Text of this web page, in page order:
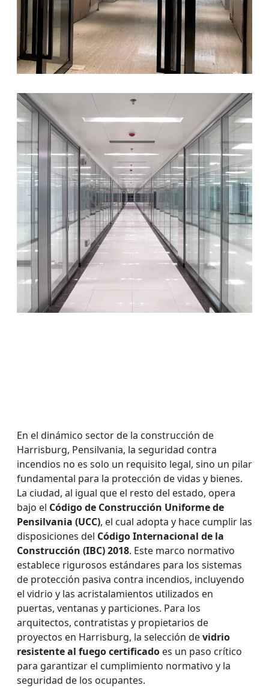
En el dinámico sector de la construcción de
Harrisburg, Pensilvania, la seguridad contra
incendios no es solo un requisito legal, sino un pilar
fundamental para la protección de vidas y bienes.
La ciudad, al igual que el resto del estado, opera
bajo el Código de Construcción Uniforme de
Pensilvania (UCC), el cual adopta y hace cumplir las
disposiciones del Código Internacional de la
Construcción (IBC) 2018. Este marco normativo
establece rigurosos estándares para los sistemas
de protección pasiva contra incendios, incluyendo
el vidrio y las acristalamientos utilizados en
puertas, ventanas y particiones. Para los
arquitectos, contratistas y propietarios de
proyectos en Harrisburg, la selección devidrio
resistente al fuego certificado es un paso crítico
para garantizar el cumplimiento normativo y la
seguridad de los ocupantes.